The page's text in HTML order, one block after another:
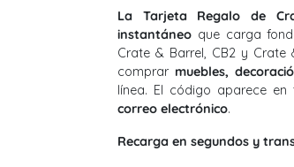
La Tarjeta Regalo de
instantáneo que carga
Crate & Barrel, CB2 y
comprar muebles,
línea. El código aparece en
correo electrónico.
Recarga en segundos y